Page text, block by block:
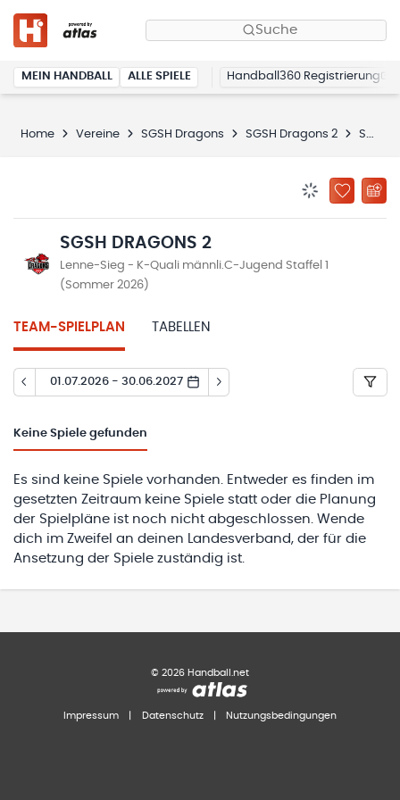
Suche
MEIN HANDBALL ALLE SPIELE Handball360 Registrierung
Home Vereine SGSH Dragons SGSH Dragons 2 Spielplan
ZU
SGSH DRAGONS 2
Lenne-Sieg - K-Quali männli.C-Jugend Staffel 1
(Sommer 2026)
TEAM-SPIELPLAN TABELLEN
01.07.2026 - 30.06.2027
Keine Spiele gefunden
Es sind keine Spiele vorhanden. Entweder es finden im
gesetzten Zeitraum keine Spiele statt oder die Planung
der Spielpläne ist noch nicht abgeschlossen. Wende
dich im Zweifel an deinen Landesverband, der für die
Ansetzung der Spiele zuständig ist.
© 2026 Handball.net
Impressum Datenschutz Nutzungsbedingungen